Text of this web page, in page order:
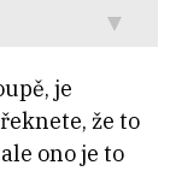
je
že to
ono je to